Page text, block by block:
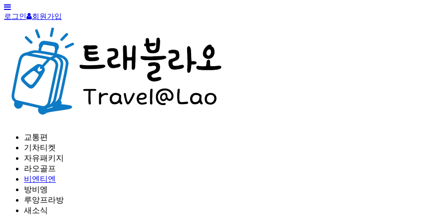
로그인 회원가입
교통편
기차티켓
자유패키지
라오골프
비엔티엔
방비엥
루앙프라방
새소식